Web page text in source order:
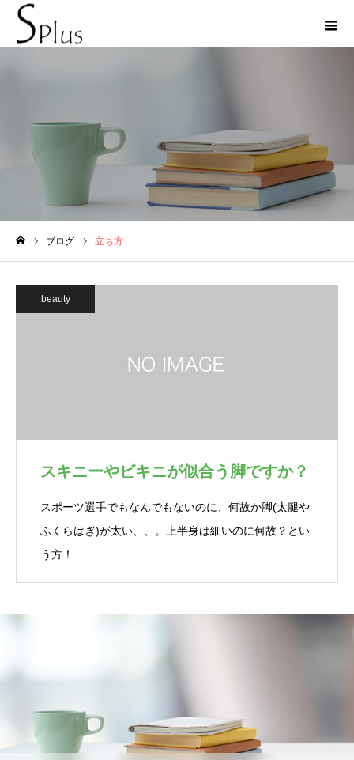
立ち方
ブログ 立ち方
beauty
スキニーやビキニが似合う脚ですか？
スポーツ選手でもなんでもないのに、何故か脚(太腿や
ふくらはぎ)が太い、、。上半身は細いのに何故？とい
う方！…